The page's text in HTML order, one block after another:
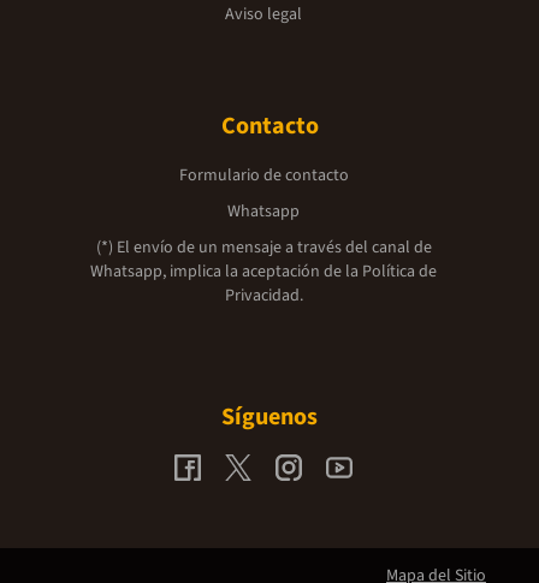
Aviso legal
Contacto
Formulario de contacto
Whatsapp
(*) El envío de un mensaje a través del canal de
Whatsapp, implica la aceptación de la Política de
Privacidad.
Síguenos
Mapa del Sitio